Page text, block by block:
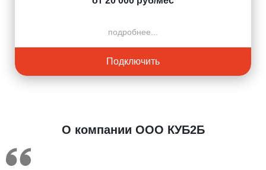
подробнее...
Подключить
О компании ООО КУБ2Б